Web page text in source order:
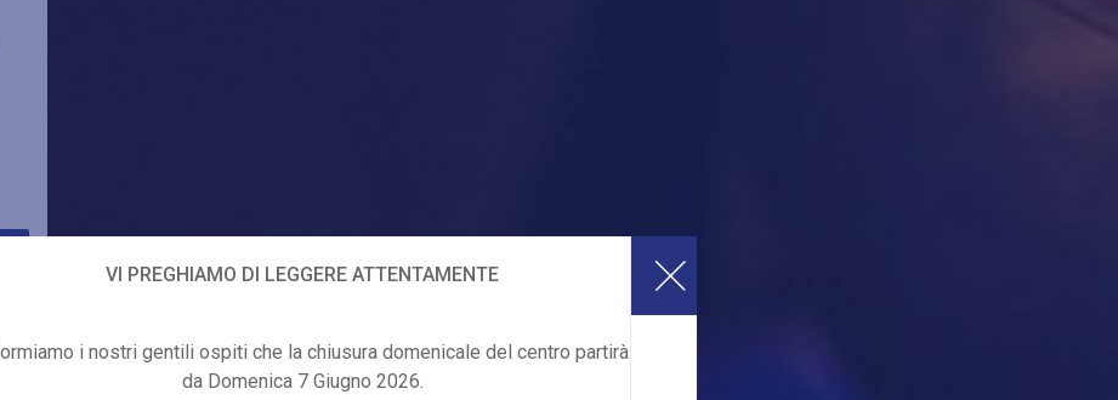
VI PREGHIAMO DI LEGGERE ATTENTAMENTE
i nostri gentili ospiti che la chiusura domenicale del centro partirà
da Domenica 7 Giugno 2026.